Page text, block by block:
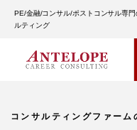
PE/金融/コンサル/ポストコンサル専
ルティング
コンサルティングファーム